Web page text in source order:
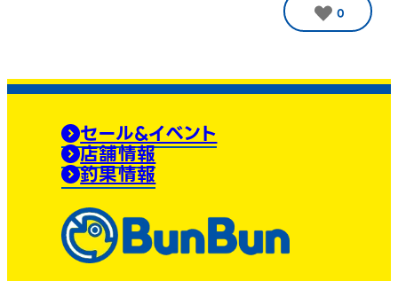
0
セール&イベント
店舗情報
釣果情報